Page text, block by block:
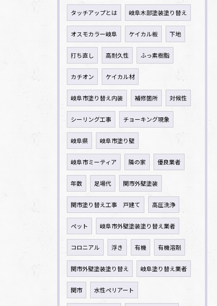
タッチアップとは 岐阜木部塗装塗り替え
オスモカラー岐阜 ケイカル板 下地
打ち直し 高耐久性 ふっ素樹脂
カチオン ケイカル材
岐阜市塗り替え内装 補修箇所 対候性
シーリング工事 チョーキング現象
岐阜県 岐阜市塗り壁
岐阜市ミーティア 隣の家 優良業者
年数 足場代 関市外壁塗装
関市塗り替え工事 戸建て 高圧洗浄
ペット 岐阜市外壁塗装塗り替え業者
コロニアル 浮き 有機 有機溶剤
関市外壁塗装塗り替え 岐阜塗り替え業者
関市 水性ペリアート